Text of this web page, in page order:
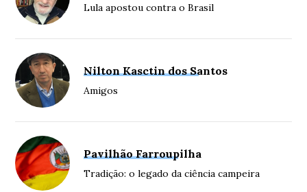
Lula apostou contra o Brasil
Nilton Kasctin dos Santos
Amigos
Pavilhão Farroupilha
Tradição: o legado da ciência campeira